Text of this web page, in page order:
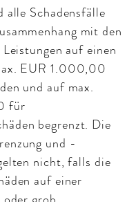
alle Schadensfälle
mit den
auf einen
EUR 1.000,00
und auf max.
für
begrenzt. Die
und -
nicht, falls die
auf einer